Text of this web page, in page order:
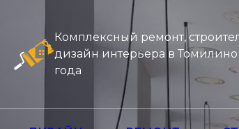
Комплексный ремонт,
дизайн интерьера в Томилино
года